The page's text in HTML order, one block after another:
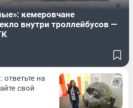
кемеровчане
внутри троллейбусов —
ответьте на
свой